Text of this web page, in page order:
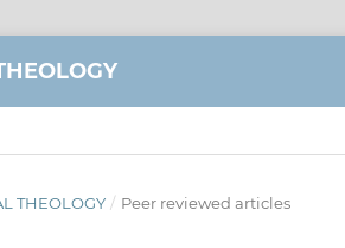
THEOLOGY / Peer reviewed articles